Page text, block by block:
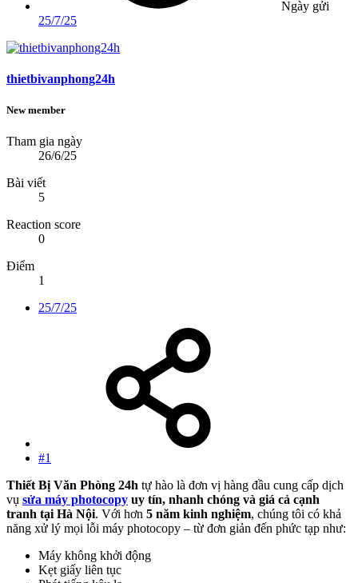
Ngày gửi
25/7/25
thietbivanphong24h
New member
Tham gia ngày
26/6/25
Bài viết
5
Reaction score
0
Điểm
1
25/7/25
#1
Thiết Bị Văn Phòng 24h tự hào là đơn vị hàng đầu cung cấp dịch
vụ sửa máy photocopy uy tín, nhanh chóng và giá cả cạnh
tranh tại Hà Nội. Với hơn 5 năm kinh nghiệm, chúng tôi có khả
năng xử lý mọi lỗi máy photocopy – từ đơn giản đến phức tạp như:
Máy không khởi động
Kẹt giấy liên tục